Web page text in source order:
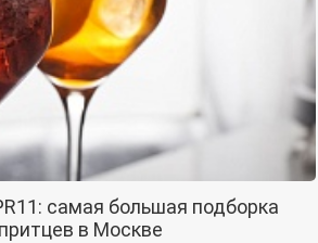
самая большая подборка
в Москве